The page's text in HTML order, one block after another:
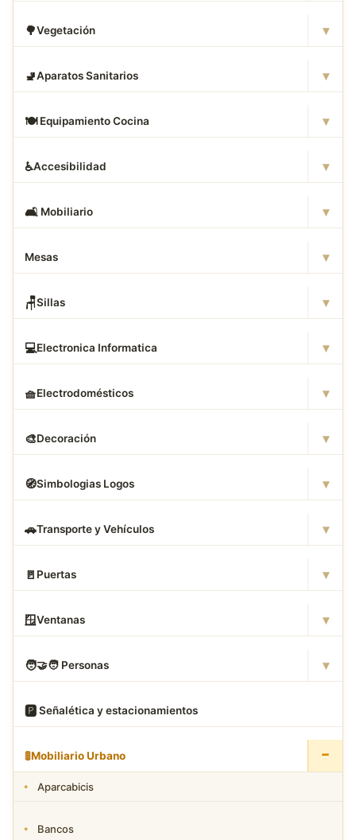
🌳Vegetación ▾
🚽Aparatos Sanitarios ▾
🍽️ Equipamiento Cocina ▾
♿Accesibilidad ▾
🛋 ️ Mobiliario ▾
Mesas ▾
🪑Sillas ▾
💻Electronica Informatica ▾
🧺Electrodomésticos ▾
🎨Decoración ▾
🧭Simbologias Logos ▾
🚗Transporte y Vehículos ▾
🚪 Puertas ▾
🪟Ventanas ▾
🧑‍🤝‍🧑 Personas ▾
🅿️ Señalética y estacionamientos
🚦Mobiliario Urbano −
Aparcabicis
Bancos